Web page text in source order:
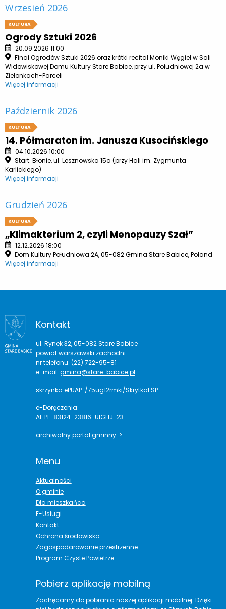
Wrzesień 2026
KULTURA
Ogrody Sztuki 2026
20.09.2026 11:00
Finał Ogrodów Sztuki 2026 oraz krótki recital Moniki Węgiel w Sali
Widowiskowej Domu Kultury Stare Babice, przy ul. Południowej 2a w
Zielonkach-Parceli
Więcej informacji
Październik 2026
KULTURA
14. Półmaraton im. Janusza Kusocińskiego
04.10.2026 10:00
Start: Błonie, ul. Lesznowska 15a (przy Hali im. Zygmunta
Karlickiego)
Więcej informacji
Grudzień 2026
KULTURA
„Klimakterium 2, czyli Menopauzy Szał”
12.12.2026 18:00
Dom Kultury Południowa 2A, 05-082 Gmina Stare Babice, Poland
Więcej informacji
Kontakt
ul. Rynek 32, 05-082 Stare Babice
powiat warszawski zachodni
nr telefonu: (22) 722-95-81
e-mail: gmina@stare-babice.pl
skrzynka ePUAP: /75ug12rmki/SkrytkaESP
e-Doręczenia:
AE:PL-83124-23816-UIGHJ-23
archiwalny portal gminny >
Menu
Aktualności
O gminie
Dla mieszkańca
E-Usługi
Kontakt
Ochrona środowiska
Zagospodarowanie przestrzenne
Program Czyste Powietrze
Pobierz aplikację mobilną
Zachęcamy do pobrania naszej aplikacji mobilnej. Dzięki